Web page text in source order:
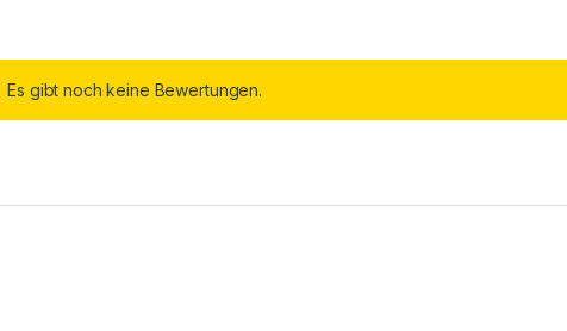
Es gibt noch keine Bewertungen.